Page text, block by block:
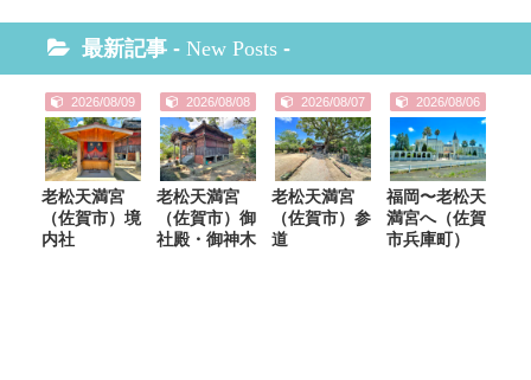
最新記事 - New Posts -
2026/08/09
老松天満宮
（佐賀市）境
内社
2026/08/08
老松天満宮
（佐賀市）御
社殿・御神木
2026/08/07
老松天満宮
（佐賀市）参
道
2026/08/06
福岡〜老松天
満宮へ（佐賀
市兵庫町）